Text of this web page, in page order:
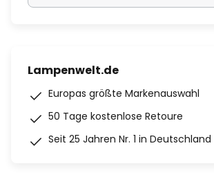
Lampenwelt.de
Europas größte Markenauswahl
50 Tage kostenlose Retoure
Seit 25 Jahren Nr. 1 in Deutschland